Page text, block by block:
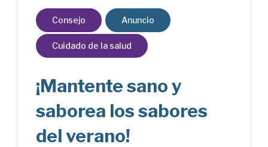
Consejo Anuncio
Cuidado de la salud
¡Mantente sano y
saborea los sabores
del verano!